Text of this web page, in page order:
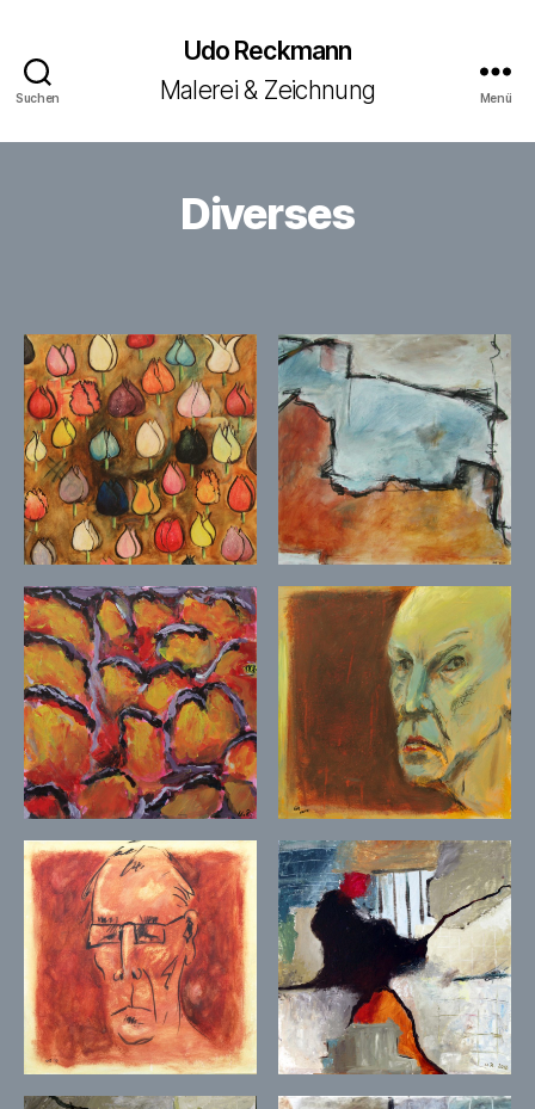
Suchen
Udo Reckmann
Malerei & Zeichnung
Menü
Diverses